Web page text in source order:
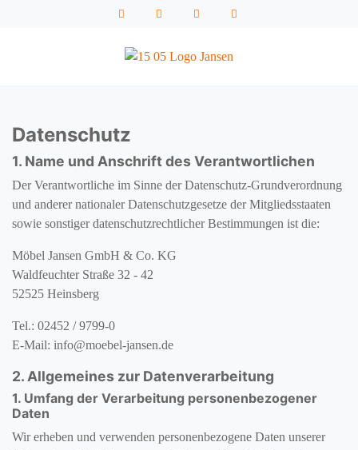
Datenschutz
1. Name und Anschrift des Verantwortlichen
Der Verantwortliche im Sinne der Datenschutz-Grundverordnung
und anderer nationaler Datenschutzgesetze der Mitgliedsstaaten
sowie sonstiger datenschutzrechtlicher Bestimmungen ist die:
Möbel Jansen GmbH & Co. KG
Waldfeuchter Straße 32 - 42
52525 Heinsberg
Tel.: 02452 / 9799-0
E-Mail: info@moebel-jansen.de
2. Allgemeines zur Datenverarbeitung
1. Umfang der Verarbeitung personenbezogener
Daten
Wir erheben und verwenden personenbezogene Daten unserer